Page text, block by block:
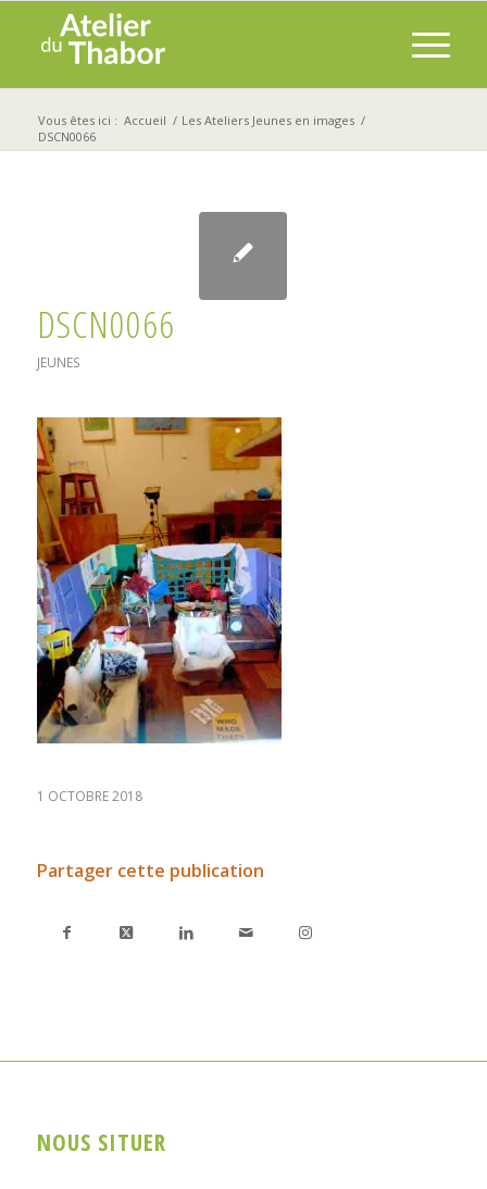
Vous êtes ici : Accueil / Les Ateliers Jeunes en images /
DSCN0066
DSCN0066
JEUNES
1 OCTOBRE 2018
Partager cette publication
NOUS SITUER